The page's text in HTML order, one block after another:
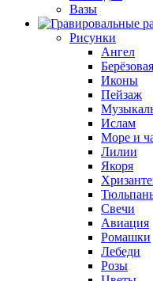
Вазы
Рисунки
Ангел
Иконы
Пейзаж
Ислам
Море и
Лилии
Якоря
Свечи
Авиация
Ромашки
Лебеди
Розы